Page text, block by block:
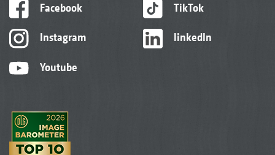
Facebook
Instagram
Youtube
TikTok
linkedIn